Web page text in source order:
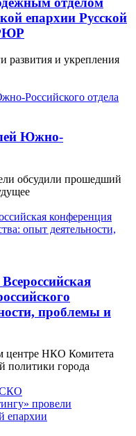
епархии Русской
развития и укрепления
Южно-
обсудили прошедший
проблемы и
центре НКО Комитета
политики города